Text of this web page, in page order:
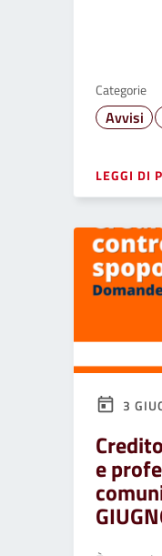
Categorie
Avvisi
LEGGI DI
3
e